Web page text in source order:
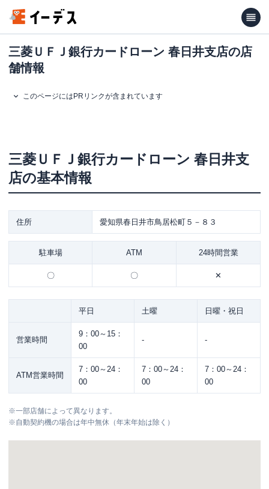
三菱ＵＦＪ銀行カードローン 春日井支店の店
舗情報
このページにはPRリンクが含まれています
三菱ＵＦＪ銀行カードローン 春日井支
店の基本情報
住所 愛知県春日井市鳥居松町５－８３
駐車場 ATM 24時間営業
〇 〇 ✕
平日 土曜 日曜・祝日
営業時間
9：00～15：
00
- -
ATM営業時間
7：00～24：
00
7：00～24：
00
7：00～24：
00
※一部店舗によって異なります。
※自動契約機の場合は年中無休（年末年始は除く）